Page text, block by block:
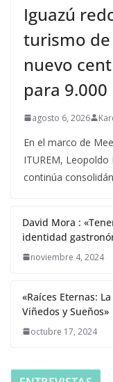
Iguazú
turismo
nuevo
para
agosto 6, 2026
En el marco de
ITUREM,
continúa
David Mora :
identidad
noviembre 4, 2024
«Raíces Eternas:
Viñedos y Sueños»
octubre 17, 2024